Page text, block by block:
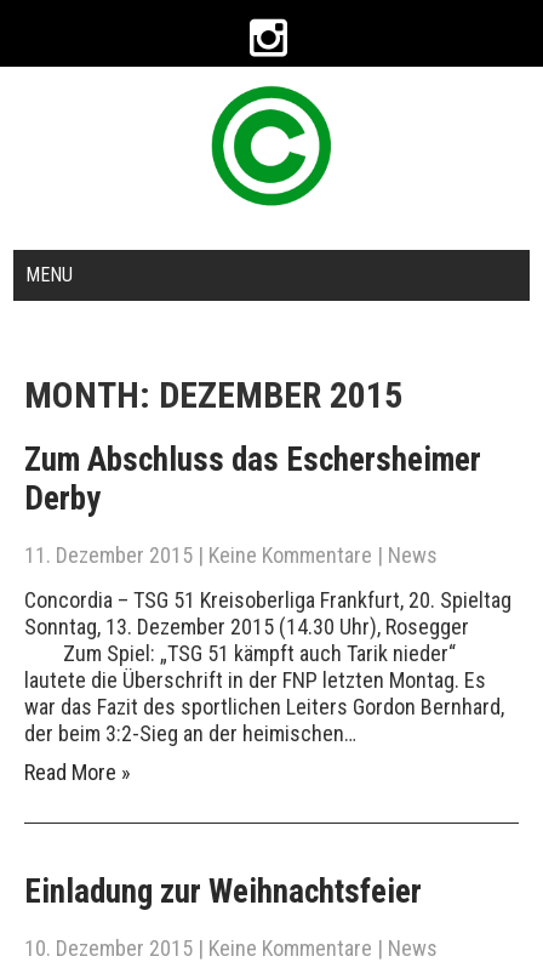
MENU
MONTH: DEZEMBER 2015
Zum Abschluss das Eschersheimer
Derby
11. Dezember 2015 | Keine Kommentare | News
Concordia – TSG 51 Kreisoberliga Frankfurt, 20. Spieltag
Sonntag, 13. Dezember 2015 (14.30 Uhr), Rosegger
Zum Spiel: „TSG 51 kämpft auch Tarik nieder“
lautete die Überschrift in der FNP letzten Montag. Es
war das Fazit des sportlichen Leiters Gordon Bernhard,
der beim 3:2-Sieg an der heimischen…
Read More »
Einladung zur Weihnachtsfeier
10. Dezember 2015 | Keine Kommentare | News